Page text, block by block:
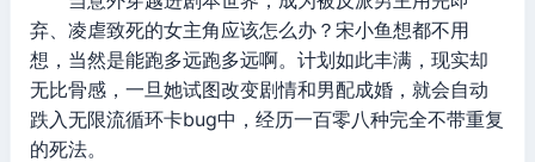
弃、凌虐致死的女主角应该怎么办？宋小鱼想都不用
想，当然是能跑多远跑多远啊。计划如此丰满，现实却
无比骨感，一旦她试图改变剧情和男配成婚，就会自动
跌入无限流循环卡bug中，经历一百零八种完全不带重复
的死法。